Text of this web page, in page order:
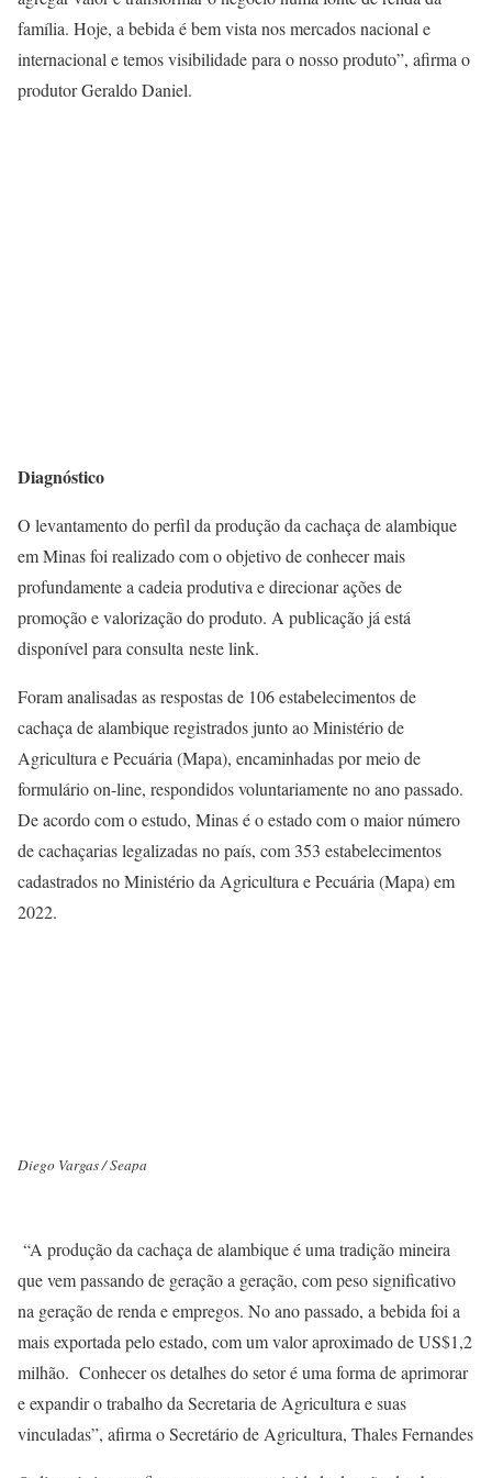
família. Hoje, a bebida é bem vista nos mercados nacional e
internacional e temos visibilidade para o nosso produto”, afirma o
produtor Geraldo Daniel.
Diagnóstico
O levantamento do perfil da produção da cachaça de alambique
em Minas foi realizado com o objetivo de conhecer mais
profundamente a cadeia produtiva e direcionar ações de
promoção e valorização do produto. A publicação já está
disponível para consulta neste link.
Foram analisadas as respostas de 106 estabelecimentos de
cachaça de alambique registrados junto ao Ministério de
Agricultura e Pecuária (Mapa), encaminhadas por meio de
formulário on-line, respondidos voluntariamente no ano passado.
De acordo com o estudo, Minas é o estado com o maior número
de cachaçarias legalizadas no país, com 353 estabelecimentos
cadastrados no Ministério da Agricultura e Pecuária (Mapa) em
2022.
Diego Vargas / Seapa
“A produção da cachaça de alambique é uma tradição mineira
que vem passando de geração a geração, com peso significativo
na geração de renda e empregos. No ano passado, a bebida foi a
mais exportada pelo estado, com um valor aproximado de US$1,2
milhão. Conhecer os detalhes do setor é uma forma de aprimorar
e expandir o trabalho da Secretaria de Agricultura e suas
vinculadas”, afirma o Secretário de Agricultura, Thales Fernandes